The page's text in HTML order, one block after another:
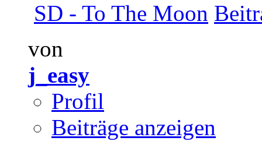
SD - To The Moon
von
j_easy
Profil
Beiträge anzeigen